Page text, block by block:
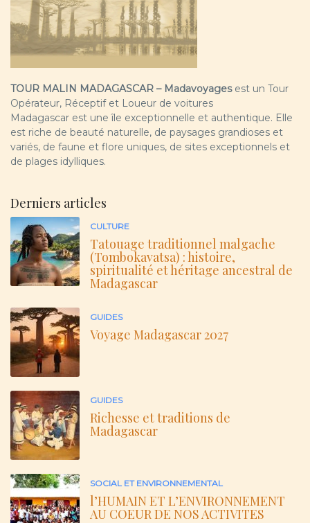
TOUR MALIN MADAGASCAR – Madavoyagesest un Tour
Opérateur, Réceptif et Loueur de voitures
Madagascar est une île exceptionnelle et authentique. Elle
est riche de beauté naturelle, de paysages grandioses et
variés, de faune et flore uniques, de sites exceptionnels et
de plages idylliques.
Derniers articles
CULTURE
Tatouage traditionnel malgache
(Tombokavatsa) : histoire,
spiritualité et héritage ancestral de
Madagascar
GUIDES
Voyage Madagascar 2027
GUIDES
Richesse et traditions de
Madagascar
SOCIAL ET ENVIRONNEMENTAL
l’HUMAIN ET L’ENVIRONNEMENT
AU COEUR DE NOS ACTIVITES